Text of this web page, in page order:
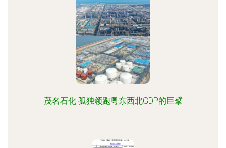
茂名石化 孤独领跑粤东西北GDP的巨擘